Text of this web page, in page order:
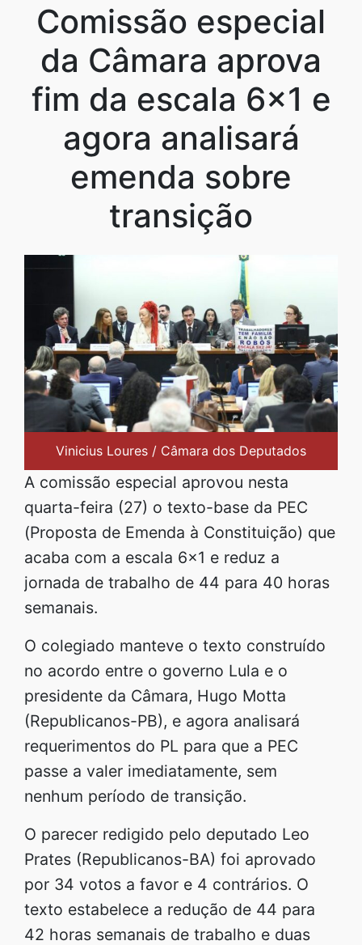
Comissão especial
da Câmara aprova
fim da escala 6×1 e
agora analisará
emenda sobre
transição
Vinicius Loures / Câmara dos Deputados
A comissão especial aprovou nesta
quarta-feira (27) o texto-base da PEC
(Proposta de Emenda à Constituição) que
acaba com a escala 6×1 e reduz a
jornada de trabalho de 44 para 40 horas
semanais.
O colegiado manteve o texto construído
no acordo entre o governo Lula e o
presidente da Câmara, Hugo Motta
(Republicanos-PB), e agora analisará
requerimentos do PL para que a PEC
passe a valer imediatamente, sem
nenhum período de transição.
O parecer redigido pelo deputado Leo
Prates (Republicanos-BA) foi aprovado
por 34 votos a favor e 4 contrários. O
texto estabelece a redução de 44 para
42 horas semanais de trabalho e duas